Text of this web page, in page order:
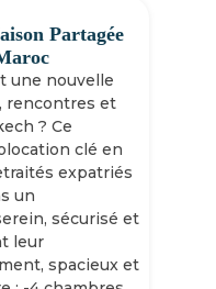
Partagée
une nouvelle
rencontres et
? Ce
clé en
expatriés
un
sécurisé et
leur
spacieux et